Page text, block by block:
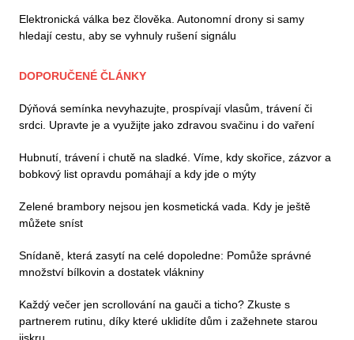
Elektronická válka bez člověka. Autonomní drony si samy
hledají cestu, aby se vyhnuly rušení signálu
DOPORUČENÉ ČLÁNKY
Dýňová semínka nevyhazujte, prospívají vlasům, trávení či
srdci. Upravte je a využijte jako zdravou svačinu i do vaření
Hubnutí, trávení i chutě na sladké. Víme, kdy skořice, zázvor a
bobkový list opravdu pomáhají a kdy jde o mýty
Zelené brambory nejsou jen kosmetická vada. Kdy je ještě
můžete sníst
Snídaně, která zasytí na celé dopoledne: Pomůže správné
množství bílkovin a dostatek vlákniny
Každý večer jen scrollování na gauči a ticho? Zkuste s
partnerem rutinu, díky které uklidíte dům i zažehnete starou